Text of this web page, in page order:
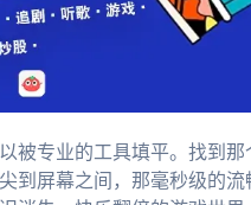
被专业的工具填平。找到
到屏幕之间，那毫秒级的